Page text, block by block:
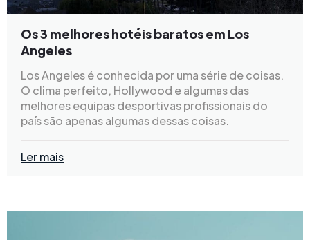
Os 3 melhores hotéis baratos em Los
Angeles
Los Angeles é conhecida por uma série de coisas.
O clima perfeito, Hollywood e algumas das
melhores equipas desportivas profissionais do
país são apenas algumas dessas coisas.
Ler mais